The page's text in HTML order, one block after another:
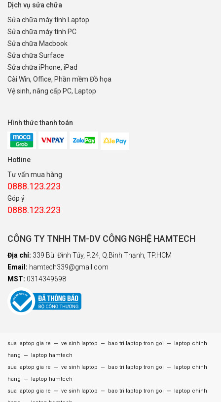
Dịch vụ sửa chữa
Sửa chữa máy tính Laptop
Sửa chữa máy tính PC
Sửa chữa Macbook
Sửa chữa Surface
Sửa chữa iPhone, iPad
Cài Win, Office, Phần mềm Đồ họa
Vệ sinh, nâng cấp PC, Laptop
Hình thức thanh toán
Hotline
Tư vấn mua hàng
0888.123.223
Góp ý
0888.123.223
CÔNG TY TNHH TM-DV CÔNG NGHỆ HAMTECH
Địa chỉ: 339 Bùi Đình Túy, P.24, Q.Bình Thạnh, TP.HCM
Email: hamtech339@gmail.com
MST: 0314349698
sua laptop gia re – ve sinh laptop – bao tri laptop tron goi –
laptop chinh
hang
–
laptop hamtech
sua laptop gia re
– ve sinh laptop – bao tri laptop tron goi –
laptop chinh
hang
–
laptop hamtech
sua laptop gia re
– ve sinh laptop – bao tri laptop tron goi –
laptop chinh